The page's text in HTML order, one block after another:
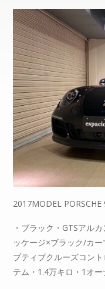
2017MODEL
・ブラック・GTSアル
ッケージ×ブラック/カ
プティブクルーズコン
テム・1.4万キロ・1オ